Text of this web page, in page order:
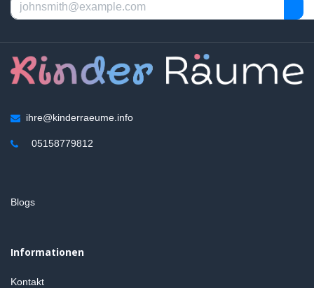
ihre@kinderraeume.info
05158779812
Blogs
Informationen
Kontakt